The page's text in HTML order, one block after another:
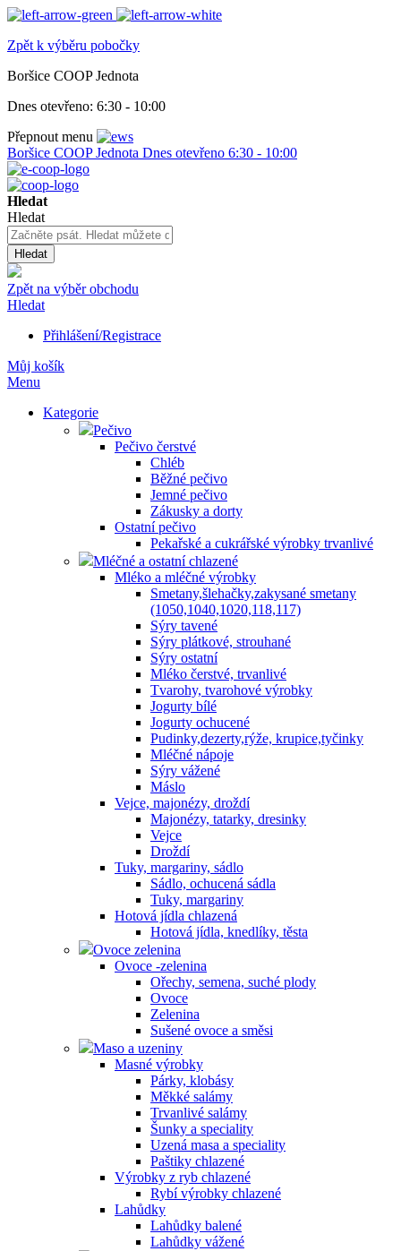
Zpět k výběru pobočky
Boršice COOP Jednota
Dnes otevřeno: 6:30 - 10:00
Přepnout menu
Boršice COOP Jednota Dnes otevřeno 6:30 - 10:00
Hledat
Hledat
Hledat
Zpět na výběr obchodu
Hledat
Přihlášení/Registrace
Můj košík
Menu
Kategorie
Pečivo
Pečivo čerstvé
Chléb
Běžné pečivo
Jemné pečivo
Zákusky a dorty
Ostatní pečivo
Pekařské a cukrářské výrobky trvanlivé
Mléčné a ostatní chlazené
Mléko a mléčné výrobky
Smetany,šlehačky,zakysané smetany
(1050,1040,1020,118,117)
Sýry tavené
Sýry plátkové, strouhané
Sýry ostatní
Mléko čerstvé, trvanlivé
Tvarohy, tvarohové výrobky
Jogurty bílé
Jogurty ochucené
Pudinky,dezerty,rýže, krupice,tyčinky
Mléčné nápoje
Sýry vážené
Máslo
Vejce, majonézy, droždí
Majonézy, tatarky, dresinky
Vejce
Droždí
Tuky, margariny, sádlo
Sádlo, ochucená sádla
Tuky, margariny
Hotová jídla chlazená
Hotová jídla, knedlíky, těsta
Ovoce zelenina
Ovoce -zelenina
Ořechy, semena, suché plody
Ovoce
Zelenina
Sušené ovoce a směsi
Maso a uzeniny
Masné výrobky
Párky, klobásy
Měkké salámy
Trvanlivé salámy
Šunky a speciality
Uzená masa a speciality
Paštiky chlazené
Výrobky z ryb chlazené
Rybí výrobky chlazené
Lahůdky
Lahůdky balené
Lahůdky vážené